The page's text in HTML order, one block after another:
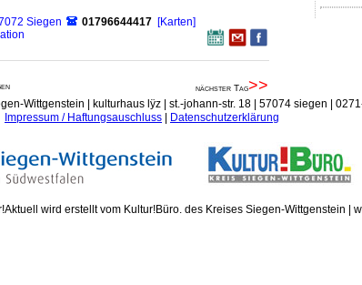
Siegen
01796644417 [Karten]
nächster Tag>>
Wittgenstein | kulturhaus lÿz | st.-johann-str. 18 | 57074 siegen |
Impressum / Haftungsauschluss
Datenschutzerklärung
wird erstellt vom Kultur!Büro. des Kreises Siegen-Wittgenstein |